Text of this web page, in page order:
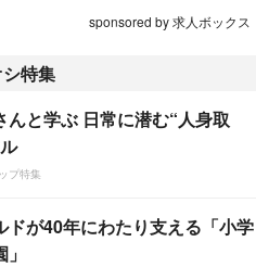
sponsored by 求人ボックス
特集
んと学ぶ 日常に潜む“人身取
プ特集
ドが40年にわたり支える「小学